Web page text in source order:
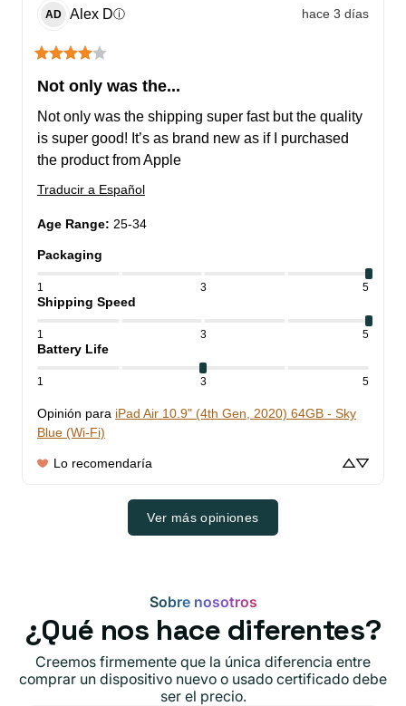
AD Alex Dⓘ hace 3 días
Not only was the...
Not only was the shipping super fast but the quality
is super good! It’s as brand new as if I purchased
the product from Apple
Traducir a Español
Age Range: 25-34
Packaging
1 3 5
Shipping Speed
1 3 5
Battery Life
1 3 5
Opinión para iPad Air 10.9" (4th Gen, 2020) 64GB - Sky
Blue (Wi-Fi)
Lo recomendaría
Ver más opiniones
Sobre nosotros
¿Qué nos hace diferentes?
Creemos firmemente que la única diferencia entre
comprar un dispositivo nuevo o usado certificado debe
ser el precio.